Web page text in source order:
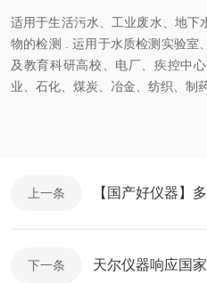
适用于生活污水、工业废水、地下
物的检测 . 运用于水质检测实验室
及教育科研高校、电厂、疾控中
业、石化、煤炭、冶金、纺织、制
上一条
下一条 天尔仪器响应国